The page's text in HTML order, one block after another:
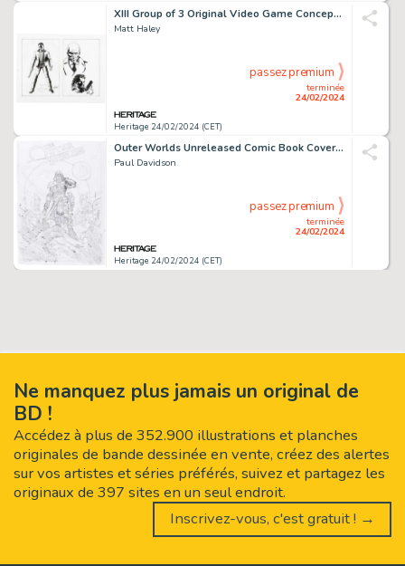
XIII Group of 3 Original Video Game Concept Art Pages (Ubisoft, 2003).
Matt Haley
Heritage 24/02/2024 (CET)
terminée
24/02/2024
passez premium
Outer Worlds Unreleased Comic Book Cover Original Sketch Art (Private Division, 2019).
Paul Davidson
Heritage 24/02/2024 (CET)
terminée
24/02/2024
passez premium
Ne manquez plus jamais un original de
BD !
Accédez à plus de 352.900 illustrations et planches
originales de bande dessinée en vente, créez des alertes
sur vos artistes et séries préférés, suivez et partagez les
originaux de 397 sites en un seul endroit.
Inscrivez-vous, c'est gratuit ! →